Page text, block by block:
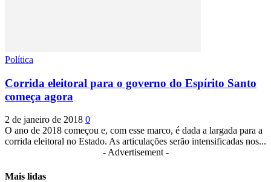
Política
Corrida eleitoral para o governo do Espírito Santo
começa agora
2 de janeiro de 2018 0
O ano de 2018 começou e, com esse marco, é dada a largada para a
corrida eleitoral no Estado. As articulações serão intensificadas nos...
- Advertisement -
Mais lidas